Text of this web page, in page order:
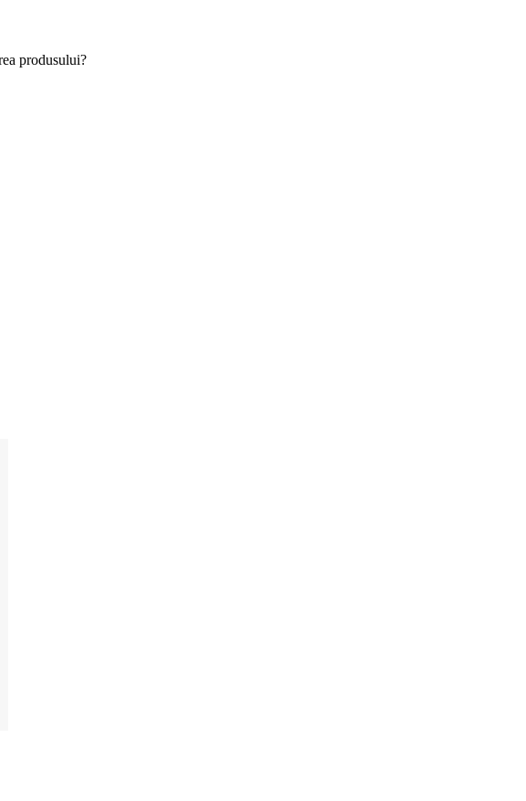
produsului?